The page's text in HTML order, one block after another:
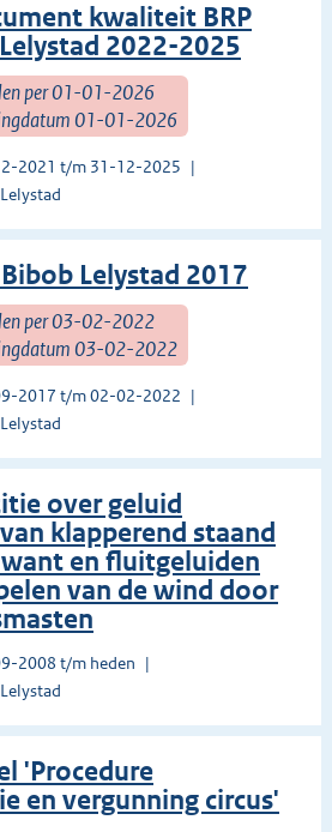
kwaliteit BRP
2022-2025
per 01-01-2026
01-01-2026
2021 t/m 31-12-2025
Lelystad 2017
per 03-02-2022
03-02-2022
2017 t/m 02-02-2022
over geluid
klapperend staand
en fluitgeluiden
van de wind door
2008 t/m heden
'Procedure
en vergunning circus'